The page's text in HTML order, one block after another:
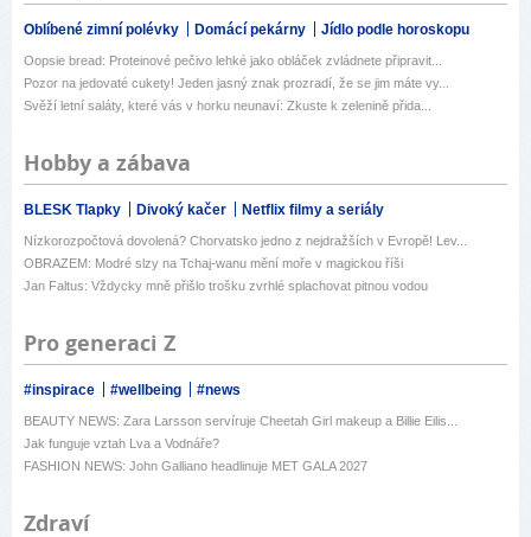
Oblíbené zimní polévky Domácí pekárny Jídlo podle horoskopu
Oopsie bread: Proteinové pečivo lehké jako obláček zvládnete připravit...
Pozor na jedovaté cukety! Jeden jasný znak prozradí, že se jim máte vy...
Svěží letní saláty, které vás v horku neunaví: Zkuste k zelenině přida...
Hobby a zábava
BLESK Tlapky Divoký kačer Netflix filmy a seriály
Nízkorozpočtová dovolená? Chorvatsko jedno z nejdražších v Evropě! Lev...
OBRAZEM: Modré slzy na Tchaj-wanu mění moře v magickou říši
Jan Faltus: Vždycky mně přišlo trošku zvrhlé splachovat pitnou vodou
Pro generaci Z
#inspirace #wellbeing #news
BEAUTY NEWS: Zara Larsson servíruje Cheetah Girl makeup a Billie Eilis...
Jak funguje vztah Lva a Vodnáře?
FASHION NEWS: John Galliano headlinuje MET GALA 2027
Zdraví